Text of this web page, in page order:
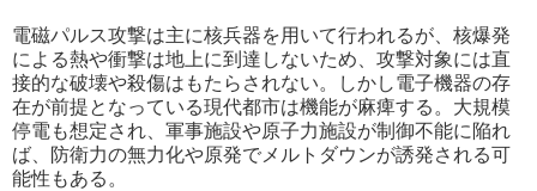
電磁パルス攻撃は主に核兵器を用いて行われるが、核爆発
による熱や衝撃は地上に到達しないため、攻撃対象には直
接的な破壊や殺傷はもたらされない。しかし電子機器の存
在が前提となっている現代都市は機能が麻痺する。大規模
停電も想定され、軍事施設や原子力施設が制御不能に陥れ
ば、防衛力の無力化や原発でメルトダウンが誘発される可
能性もある。